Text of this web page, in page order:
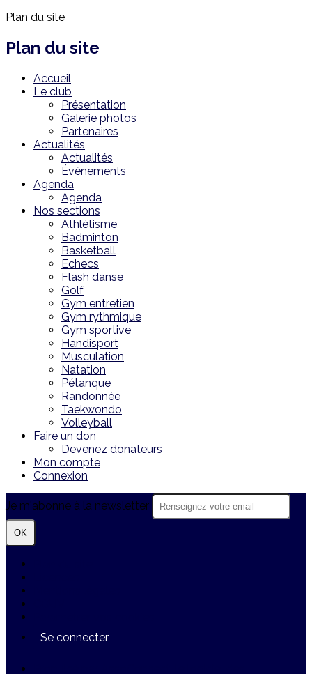
Plan du site
Plan du site
Accueil
Le club
Présentation
Galerie photos
Partenaires
Actualités
Actualités
Évènements
Agenda
Agenda
Nos sections
Athlétisme
Badminton
Basketball
Echecs
Flash danse
Golf
Gym entretien
Gym rythmique
Gym sportive
Handisport
Musculation
Natation
Pétanque
Randonnée
Taekwondo
Volleyball
Faire un don
Devenez donateurs
Mon compte
Connexion
Je m'abonne à la newsletter
OK
Se connecter